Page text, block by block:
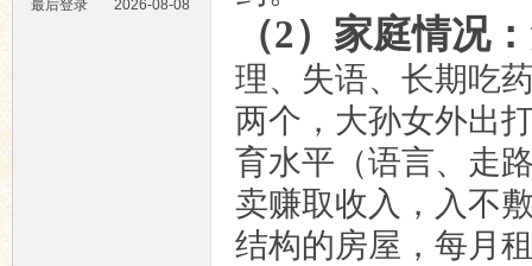
最后登录
2026-08-08
（2）家庭情况：
理、失语、长期吃
两个，大孙女外出
育水平（语言、走
卖赚取收入，入不
结构的房屋，每月